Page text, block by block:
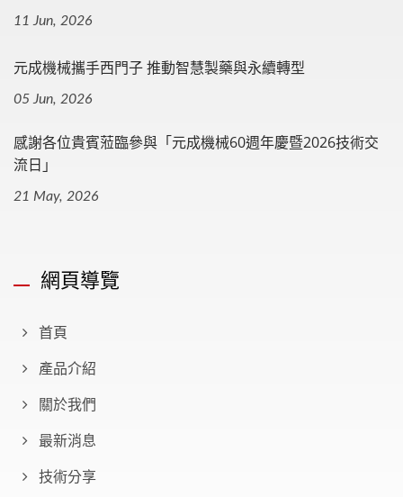
11 Jun, 2026
元成機械攜手西門子 推動智慧製藥與永續轉型
05 Jun, 2026
感謝各位貴賓蒞臨參與「元成機械60週年慶暨2026技術交
流日」
21 May, 2026
網頁導覽
首頁
產品介紹
關於我們
最新消息
技術分享